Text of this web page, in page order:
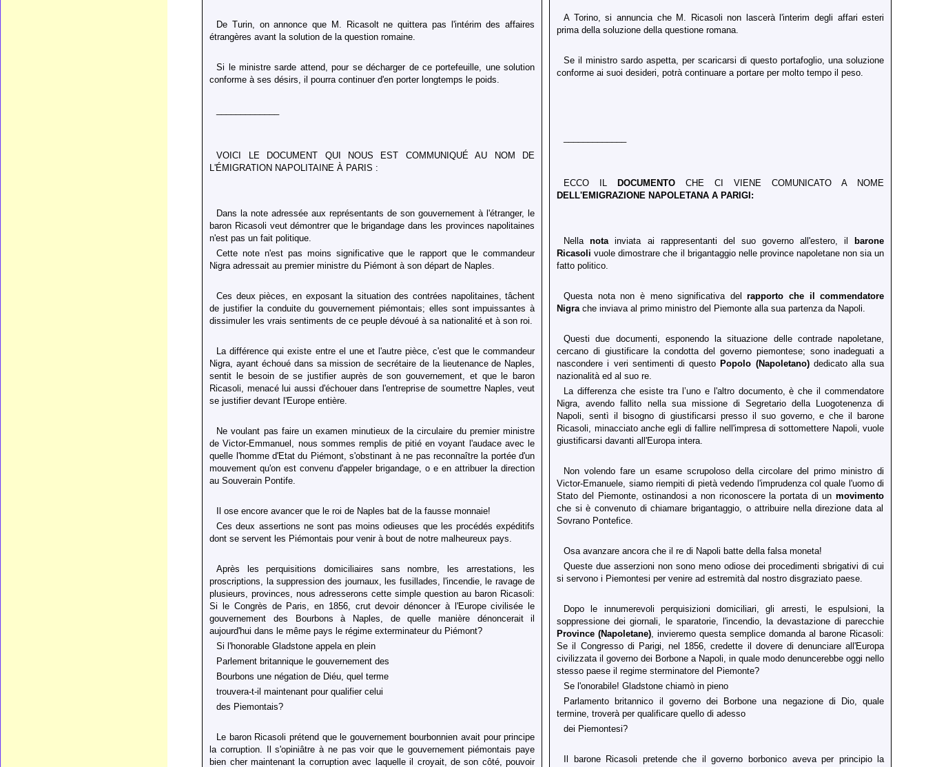
De Turin, on annonce que M. Ricasolt ne quittera pas l'intérim des affaires
étrangères avant la solution de la question romaine.
Si le ministre sarde attend, pour se décharger de ce portefeuille, une solution
conforme à ses désirs, il pourra continuer d'en porter longtemps le poids.
VOICI LE DOCUMENT QUI NOUS EST COMMUNIQUÉ AU NOM DE
L'ÉMIGRATION NAPOLITAINE À PARIS :
Dans la note adressée aux représentants de son gouvernement à l'étranger, le
baron Ricasoli veut démontrer que le brigandage dans les provinces napolitaines
n'est pas un fait politique.
Cette note n'est pas moins significative que le rapport que le commandeur
Nigra adressait au premier ministre du Piémont à son départ de Naples.
Ces deux pièces, en exposant la situation des contrées napolitaines, tâchent
de justifier la conduite du gouvernement piémontais; elles sont impuissantes à
dissimuler les vrais sentiments de ce peuple dévoué à sa nationalité et à son roi.
La différence qui existe entre el une et l'autre pièce, c'est que le commandeur
Nigra, ayant échoué dans sa mission de secrétaire de la lieutenance de Naples,
sentit le besoin de se justifier auprès de son gouvernement, et que le baron
Ricasoli, menacé lui aussi d'échouer dans l'entreprise de soumettre Naples, veut
se justifier devant l'Europe entière.
Ne voulant pas faire un examen minutieux de la circulaire du premier ministre
de Victor-Emmanuel, nous sommes remplis de pitié en voyant l'audace avec le
quelle l'homme d'Etat du Piémont, s'obstinant à ne pas reconnaître la portée d'un
mouvement qu'on est convenu d'appeler brigandage, o e en attribuer la direction
au Souverain Pontife.
Il ose encore avancer que le roi de Naples bat de la fausse monnaie!
Ces deux assertions ne sont pas moins odieuses que les procédés expéditifs
dont se servent les Piémontais pour venir à bout de notre malheureux pays.
Après les perquisitions domiciliaires sans nombre, les arrestations, les
proscriptions, la suppression des journaux, les fusillades, l'incendie, le ravage de
plusieurs, provinces, nous adresserons cette simple question au baron Ricasoli:
Si le Congrès de Paris, en 1856, crut devoir dénoncer à l'Europe civilisée le
gouvernement des Bourbons à Naples, de quelle manière dénoncerait il
aujourd'hui dans le même pays le régime exterminateur du Piémont?
Si l'honorable Gladstone appela en plein
Parlement britannique le gouvernement des
Bourbons une négation de Diéu, quel terme
trouvera-t-il maintenant pour qualifier celui
des Piemontais?
Le baron Ricasoli prétend que le gouvernement bourbonnien avait pour principe
la corruption. Il s'opiniâtre à ne pas voir que le gouvernement piémontais paye
bien cher maintenant la corruption avec laquelle il croyait, de son côté, pouvoir
A Torino, si annuncia che M. Ricasoli non lascerà l'interim degli affari esteri
prima della soluzione della questione romana.
Se il ministro sardo aspetta, per scaricarsi di questo portafoglio, una soluzione
conforme ai suoi desideri, potrà continuare a portare per molto tempo il peso.
ECCO ILDOCUMENTO CHE CI VIENE COMUNICATO A NOME
DELL'EMIGRAZIONE NAPOLETANA A PARIGI:
Nellanota inviata ai rappresentanti del suo governo all'estero, ilbarone
Ricasoli vuole dimostrare che il brigantaggio nelle province napoletane non sia un
fatto politico.
Questa nota non è meno significativa delrapporto che il commendatore
Nigra che inviava al primo ministro del Piemonte alla sua partenza da Napoli.
Questi due documenti, esponendo la situazione delle contrade napoletane,
cercano di giustificare la condotta del governo piemontese; sono inadeguati a
nascondere i veri sentimenti di questoPopolo (Napoletano)dedicato alla sua
nazionalità ed al suo re.
La differenza che esiste tra l’uno e l'altro documento, è che il commendatore
Nigra, avendo fallito nella sua missione di Segretario della Luogotenenza di
Napoli, sentì il bisogno di giustificarsi presso il suo governo, e che il barone
Ricasoli, minacciato anche egli di fallire nell'impresa di sottomettere Napoli, vuole
giustificarsi davanti all'Europa intera.
Non volendo fare un esame scrupoloso della circolare del primo ministro di
Victor-Emanuele, siamo riempiti di pietà vedendo l'imprudenza col quale l'uomo di
Stato del Piemonte, ostinandosi a non riconoscere la portata di unmovimento
che si è convenuto di chiamare brigantaggio, o attribuire nella direzione data al
Sovrano Pontefice.
Osa avanzare ancora che il re di Napoli batte della falsa moneta!
Queste due asserzioni non sono meno odiose dei procedimenti sbrigativi di cui
si servono i Piemontesi per venire ad estremità dal nostro disgraziato paese.
Dopo le innumerevoli perquisizioni domiciliari, gli arresti, le espulsioni, la
soppressione dei giornali, le sparatorie, l'incendio, la devastazione di parecchie
Province (Napoletane) , invieremo questa semplice domanda al barone Ricasoli:
Se il Congresso di Parigi, nel 1856, credette il dovere di denunciare all'Europa
civilizzata il governo dei Borbone a Napoli, in quale modo denuncerebbe oggi nello
stesso paese il regime sterminatore del Piemonte?
Se l'onorabile! Gladstone chiamò in pieno
Parlamento britannico il governo dei Borbone una negazione di Dio, quale
termine, troverà per qualificare quello di adesso
dei Piemontesi?
Il barone Ricasoli pretende che il governo borbonico aveva per principio la